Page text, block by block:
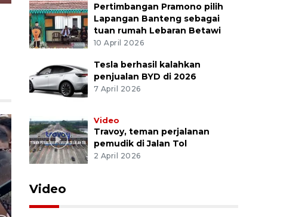
Pertimbangan Pramono pilih
Lapangan Banteng sebagai
tuan rumah Lebaran Betawi
10 April 2026
Tesla berhasil kalahkan
penjualan BYD di 2026
7 April 2026
Video
Travoy, teman perjalanan
pemudik di Jalan Tol
2 April 2026
Video